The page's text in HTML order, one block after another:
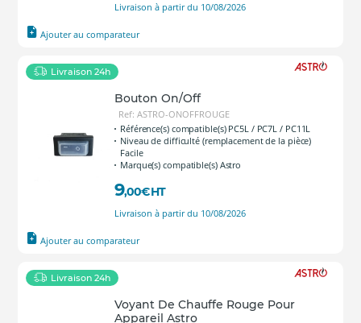
Livraison à partir du 10/08/2026
Ajouter au comparateur
Livraison 24h
Bouton On/Off
Ref: ASTRO-ONOFFROUGE
Référence(s) compatible(s) PC5L / PC7L / PC11L
Niveau de difficulté (remplacement de la pièce)
Facile
Marque(s) compatible(s) Astro
9,00€HT
Livraison à partir du 10/08/2026
Ajouter au comparateur
Livraison 24h
Voyant De Chauffe Rouge Pour
Appareil Astro